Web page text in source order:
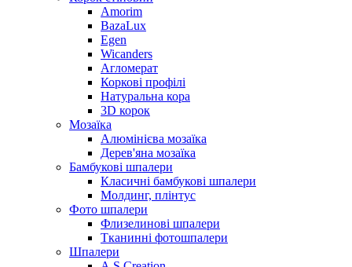
Amorim
BazaLux
Egen
Wicanders
Агломерат
Коркові профілі
Натуральна кора
3D корок
Мозаїка
Алюмінієва мозаїка
Дерев'яна мозаїка
Бамбукові шпалери
Класичні бамбукові шпалери
Молдинг, плінтус
Фото шпалери
Флизелинові шпалери
Тканинні фотошпалери
Шпалери